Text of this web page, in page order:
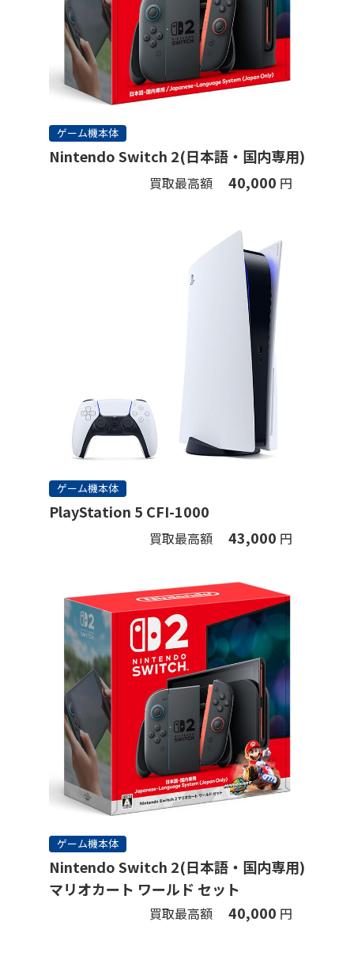
ゲーム機本体
Nintendo Switch 2(日本語・国内専用)
買取最高額 40,000 円
ゲーム機本体
PlayStation 5 CFI-1000
買取最高額 43,000 円
ゲーム機本体
Nintendo Switch 2(日本語・国内専用)
マリオカート ワールド セット
買取最高額 40,000 円